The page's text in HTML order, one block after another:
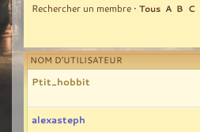
Rechercher un membre • Tous A B C
NOM D’UTILISATEUR
Ptit_hobbit
alexasteph